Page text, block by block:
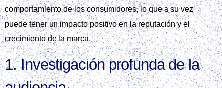
comportamiento de los consumidores, lo que a su vez
puede tener un impacto positivo en la reputación y el
crecimiento de la marca.
1. Investigación profunda de la